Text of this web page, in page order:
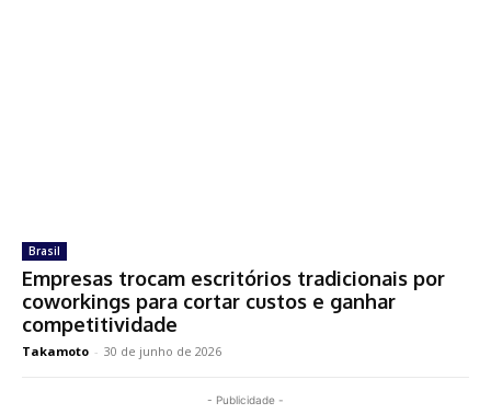
Brasil
Empresas trocam escritórios tradicionais por
coworkings para cortar custos e ganhar
competitividade
Takamoto - 30 de junho de 2026
- Publicidade -